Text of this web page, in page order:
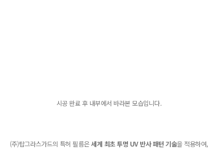
시공 완료 후 내부에서 바라본 모습입니다.
(주)탑그라스가드의 특허 필름은세계 최초 투명 UV 반사 패턴 기술을 적용하여,